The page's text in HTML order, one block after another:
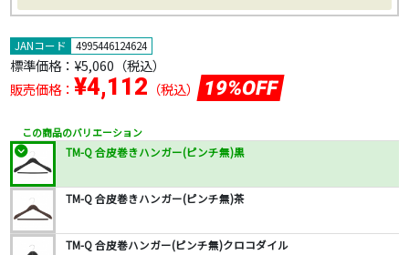
JANコード 4995446124624
標準価格： ¥5,060 （税込）
販売価格： ¥4,112 （税込） 19%OFF
この商品のバリエーション
TM-Q 合皮巻きハンガー(ピンチ無)黒
TM-Q 合皮巻きハンガー(ピンチ無)茶
TM-Q 合皮巻ハンガー(ピンチ無)クロコダイル